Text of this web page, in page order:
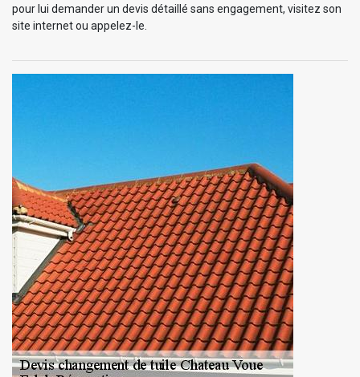
pour lui demander un devis détaillé sans engagement, visitez son
site internet ou appelez-le.